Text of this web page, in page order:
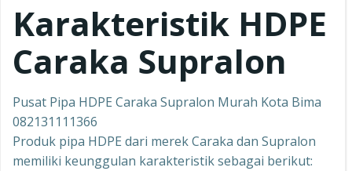
Karakteristik HDPE
Caraka Supralon
Pusat Pipa HDPE Caraka Supralon Murah Kota Bima
082131111366
Produk pipa HDPE dari merek Caraka dan Supralon
memiliki keunggulan karakteristik sebagai berikut: